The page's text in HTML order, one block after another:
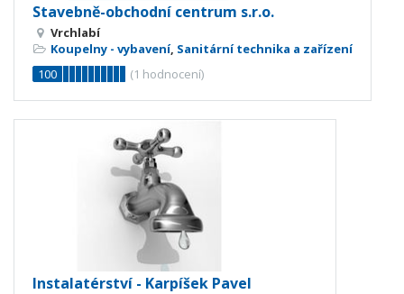
Stavebně-obchodní centrum s.r.o.
Vrchlabí
Koupelny - vybavení, Sanitární technika a zařízení
100
(1 hodnocení)
Instalatérství - Karpíšek Pavel